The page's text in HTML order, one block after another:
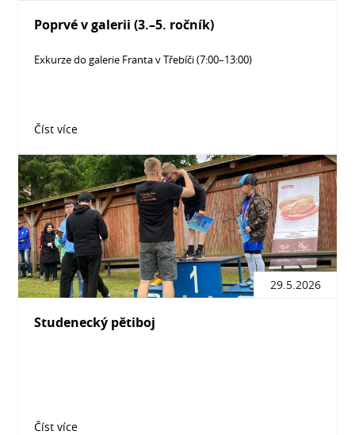
Poprvé v galerii (3.–5. ročník)
Exkurze do galerie Franta v Třebíči (7:00–13:00)
Číst více
29.5.2026
Studenecký pětiboj
Číst více